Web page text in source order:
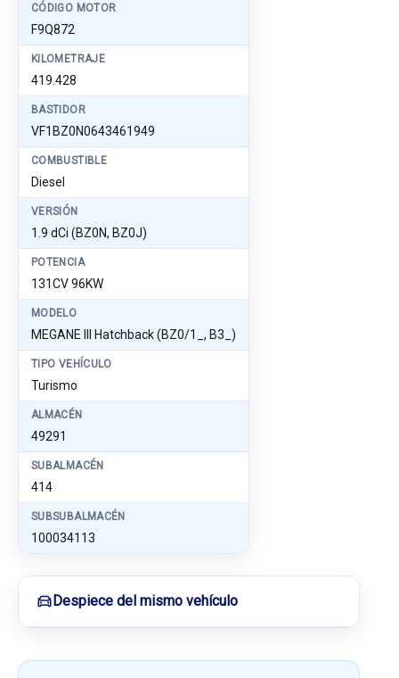
CÓDIGO MOTOR
F9Q872
KILOMETRAJE
419.428
BASTIDOR
VF1BZ0N0643461949
COMBUSTIBLE
Diesel
VERSIÓN
1.9 dCi (BZ0N, BZ0J)
POTENCIA
131CV 96KW
MODELO
MEGANE III Hatchback (BZ0/1_, B3_)
TIPO VEHÍCULO
Turismo
ALMACÉN
49291
SUBALMACÉN
414
SUBSUBALMACÉN
100034113
Despiece del mismo vehículo